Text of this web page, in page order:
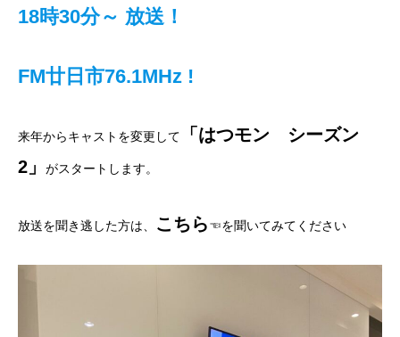
18時30分～ 放送！
FM廿日市76.1MHz !
来年からキャストを変更して
「はつモン シーズン
2」
がスタートします。
放送を聞き逃した方は、 こちら☜を聞いてみてください